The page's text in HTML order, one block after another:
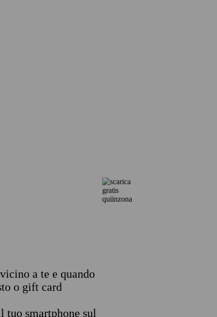
a te e quando
o gift card
tuo smartphone sul